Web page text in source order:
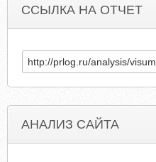
ССЫЛКА НА ОТЧЕТ
АНАЛИЗ САЙТА